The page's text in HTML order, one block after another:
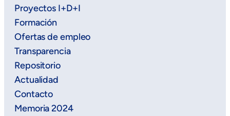
Proyectos I+D+I
Formación
Ofertas de empleo
Transparencia
Repositorio
Actualidad
Contacto
Memoria 2024